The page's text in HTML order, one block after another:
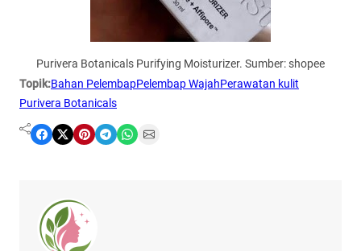
Purivera Botanicals Purifying Moisturizer. Sumber: shopee
Topik:Bahan PelembapPelembap WajahPerawatan kulit
Purivera Botanicals
Share on Facebook Share on X Share on Pinterest Share on Telegram Share on WhatsApp Share on Email